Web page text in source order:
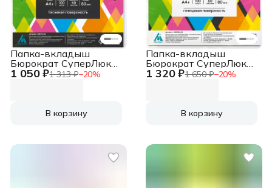
1 050 ₽1 313 ₽−20%
Папка-вкладыш
Бюрократ СуперЛюкс
-080TSLUX тисненые
В корзину
1 320 ₽1 650 ₽−20%
Папка-вкладыш
Бюрократ СуперЛюкс
-080GSLUX глянцевые
В корзину